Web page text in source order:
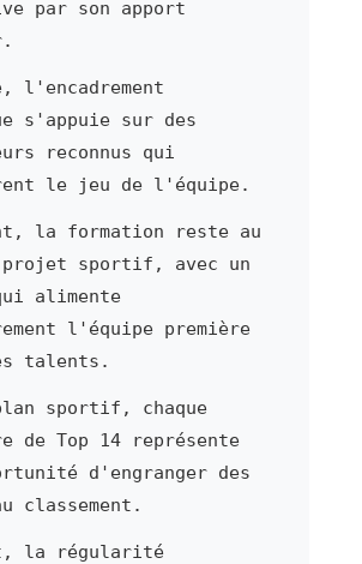
par son apport
l'encadrement
s'appuie sur des
reconnus qui
le jeu de l'équipe.
la formation reste au
projet sportif, avec un
alimente
l'équipe première
talents.
sportif, chaque
de Top 14 représente
d'engranger des
classement.
la régularité